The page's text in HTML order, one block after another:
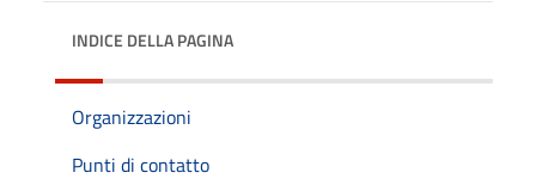
INDICE DELLA PAGINA
Organizzazioni
Punti di contatto